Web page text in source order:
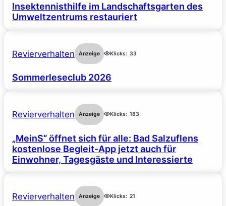
Insektennisthilfe im Landschaftsgarten des
Umweltzentrums restauriert
Revierverhalten Anzeige Klicks: 33
Sommerleseclub 2026
Revierverhalten Anzeige Klicks: 183
„MeinS“ öffnet sich für alle: Bad Salzuflens
kostenlose Begleit-App jetzt auch für
Einwohner, Tagesgäste und Interessierte
Revierverhalten Anzeige Klicks: 21